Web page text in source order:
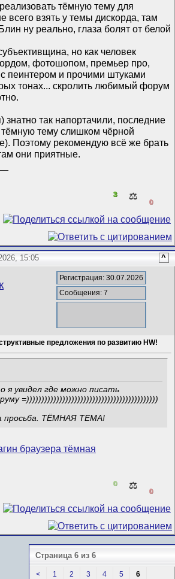
тёмную тему для
всего взять у темы дискорда, там
ну реально, глаза болят от белой
но как человек
фотошопом, премьер про,
пеинтером и прочими штуками
тонах... скролить любимый форум
знатно так напортачили, последние
тему слишком чёрной
Поэтому рекомендую всё же брать
они приятные.
3 ⚖️
0
15:05 ^
Регистрация: 30.07.2026
Сообщения: 7
предложения по развитию HW!
я увидел где можно писать
=))))))))))))))))))))))))))))))))))))))))))))
просьба. ТЁМНАЯ ТЕМА!
браузера тёмная
0 ⚖️
0
Страница 6 из 6
< 1 2 3 4 5 6